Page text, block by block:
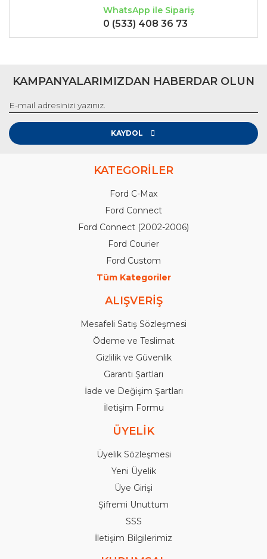
WhatsApp ile Sipariş
0 (533) 408 36 73
KAMPANYALARIMIZDAN HABERDAR OLUN
KAYDOL
KATEGORİLER
Ford C-Max
Ford Connect
Ford Connect (2002-2006)
Ford Courier
Ford Custom
Tüm Kategoriler
ALIŞVERİŞ
Mesafeli Satış Sözleşmesi
Ödeme ve Teslimat
Gizlilik ve Güvenlik
Garanti Şartları
İade ve Değişim Şartları
İletişim Formu
ÜYELİK
Üyelik Sözleşmesi
Yeni Üyelik
Üye Girişi
Şifremi Unuttum
SSS
İletişim Bilgilerimiz